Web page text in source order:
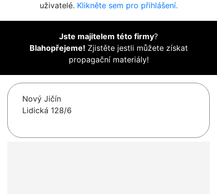
uživatelé. Klikněte sem pro přihlášení.
Jste majitelem této firmy?
Blahopřejeme! Zjistěte jestli můžete získat
propagační materiály!
Nový Jičín
Lidická 128/6